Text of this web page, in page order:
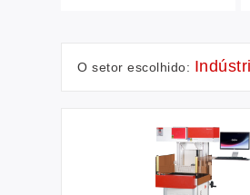
O setor escolhido: